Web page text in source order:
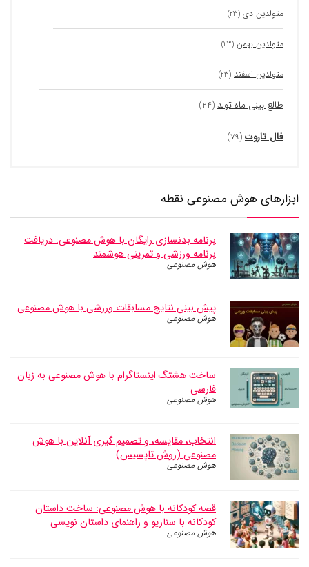
متولدین دی (۲۳)
متولدین بهمن (۲۳)
متولدین اسفند (۲۳)
طالع بینی ماه تولد (۲۴)
فال تاروت (۷۹)
ابزارهای هوش مصنوعی نقطه
برنامه بدنسازی رایگان با هوش مصنوعی: دریافت
برنامه ورزشی و تمرینی هوشمند
هوش مصنوعی
پیش بینی نتایج مسابقات ورزشی با هوش مصنوعی
هوش مصنوعی
ساخت هشتگ اینستاگرام با هوش مصنوعی به زبان
فارسی
هوش مصنوعی
انتخاب، مقایسه، و تصمیم گیری آنلاین با هوش
مصنوعی (روش تاپسیس)
هوش مصنوعی
قصه کودکانه با هوش مصنوعی: ساخت داستان
کودکانه با سناریو و راهنمای داستان نویسی
هوش مصنوعی